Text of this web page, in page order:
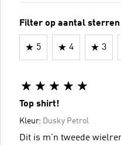
Filter op aantal sterren
5 4 3
Top shirt!
Kleur: Dusky Petrol
Dit is m'n tweede